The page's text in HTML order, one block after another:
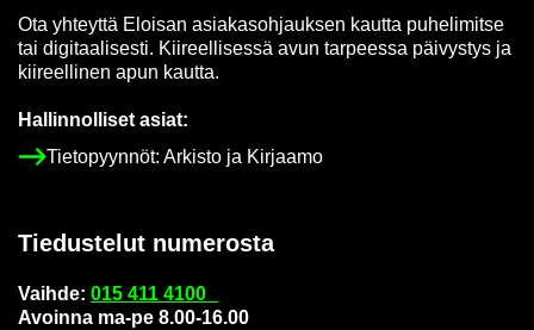
Ota yh­teyt­tä Eloi­san asia­kas­oh­jauk­sen kaut­ta pu­he­li­mit­se
tai di­gi­taa­li­ses­ti. Kii­reel­li­ses­sä avun tar­pees­sa päi­vys­tys ja
kii­reel­li­nen apun kaut­ta.
Hal­lin­nol­li­set asiat:
Tie­to­pyyn­nöt: Ar­kis­to ja Kir­jaa­mo
Tie­dus­te­lut nu­me­ros­ta
Vaih­de: 015 411 4100
Avoin­na ma-pe 8.00-16.00